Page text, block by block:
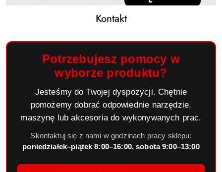
Kontakt
Potrzebujesz pomocy w
wyborze produktu?
Jesteśmy do Twojej dyspozycji. Chętnie
pomożemy dobrać odpowiednie narzędzie,
maszynę lub akcesoria do wykonywanych prac.
Skontaktuj się z nami w godzinach pracy sklepu:
poniedziałek–piątek 8:00–16:00, sobota 9:00–13:00